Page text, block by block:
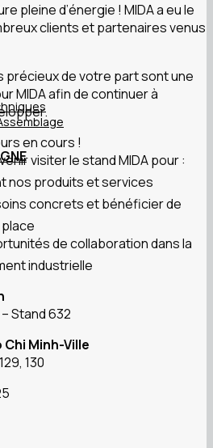
pleine d’énergie ! MIDA a eu le
clients et partenaires venus
précieux de votre part sont une
MIDA afin de continuer à
en cours !
visiter le stand MIDA pour :
nos produits et services
concrets et bénéficier de
de collaboration dans la
industrielle
Stand 632
Chi Minh-Ville
130